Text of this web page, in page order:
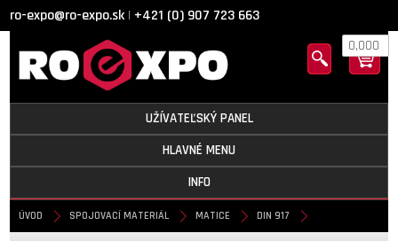
ro-expo@ro-expo.sk | +421 (0) 907 723 663
0,000
UŽÍVATEĽSKÝ PANEL
HLAVNÉ MENU
INFO
ÚVOD SPOJOVACÍ MATERIÁL MATICE DIN 917